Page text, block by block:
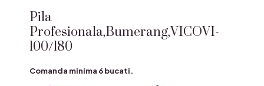
Pila
Profesionala,Bumerang,VICOVI-
100/180
Comanda minima 6 bucati.